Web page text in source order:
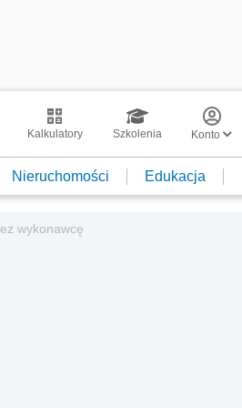
Kalkulatory Szkolenia Konto
Nieruchomości Edukacja
wykonawcę